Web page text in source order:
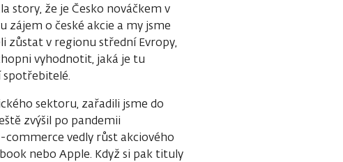
story, že je Česko nováčkem v
o české akcie a my jsme
zůstat v regionu střední Evropy,
vyhodnotit, jaká je tu
spotřebitelé.
sektoru, zařadili jsme do
zvýšil po pandemii
vedly růst akciového
nebo Apple. Když si pak tituly